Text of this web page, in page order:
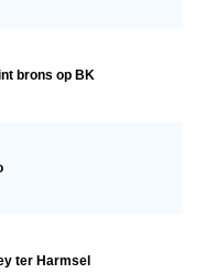
brons op BK
ter Harmsel